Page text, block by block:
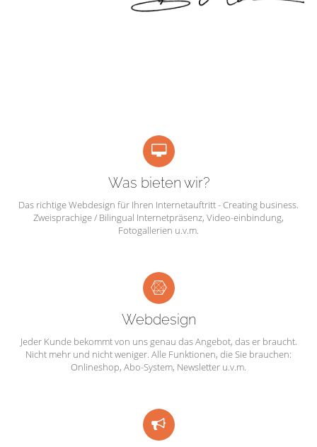
Was bieten wir?
Das richtige Webdesign für Ihren Internetauftritt - Creating business.
Zweisprachige / Bilingual Internetpräsenz, Video-einbindung,
Fotogallerien u.v.m.
Webdesign
Jeder Kunde bekommt von uns genau das Angebot, das er braucht.
Nicht mehr und nicht weniger. Alle Funktionen, die Sie brauchen:
Onlineshop, Abo-System, Newsletter u.v.m.